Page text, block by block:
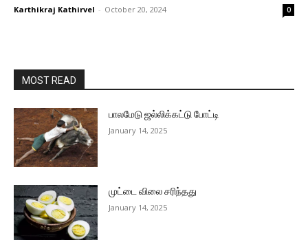
Karthikraj Kathirvel - October 20, 2024 0
MOST READ
பாலமேடு ஜல்லிக்கட்டு போட்டி
January 14, 2025
முட்டை விலை சரிந்தது
January 14, 2025